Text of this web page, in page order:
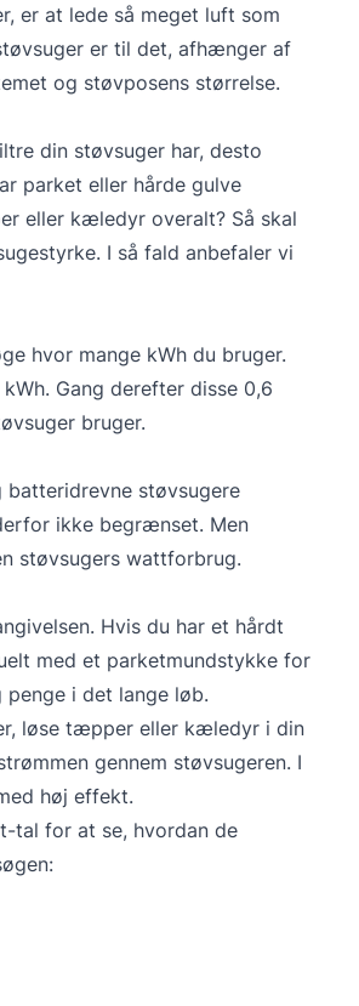
er at lede så meget luft som
er til det, afhænger af
og støvposens størrelse.
din støvsuger har, desto
parket eller hårde gulve
eller kæledyr overalt? Så skal
I så fald anbefaler vi
hvor mange kWh du bruger.
Gang derefter disse 0,6
bruger.
batteridrevne støvsugere
ikke begrænset. Men
støvsugers wattforbrug.
Hvis du har et hårdt
med et parketmundstykke for
i det lange løb.
løse tæpper eller kæledyr i din
gennem støvsugeren. I
høj effekt.
tal for at se, hvordan de